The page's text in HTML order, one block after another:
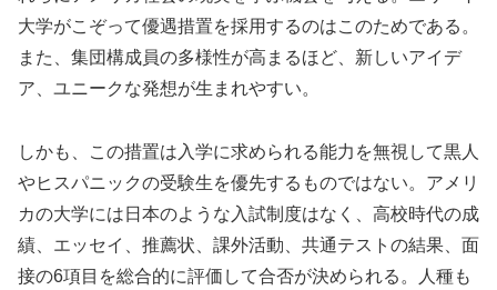
大学がこぞって優遇措置を採用するのはこのためである。
また、集団構成員の多様性が高まるほど、新しいアイデ
ア、ユニークな発想が生まれやすい。
しかも、この措置は入学に求められる能力を無視して黒人
やヒスパニックの受験生を優先するものではない。アメリ
カの大学には日本のような入試制度はなく、高校時代の成
績、エッセイ、推薦状、課外活動、共通テストの結果、面
接の6項目を総合的に評価して合否が決められる。人種も